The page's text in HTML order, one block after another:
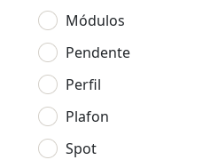
Módulos
Pendente
Perfil
Plafon
Spot